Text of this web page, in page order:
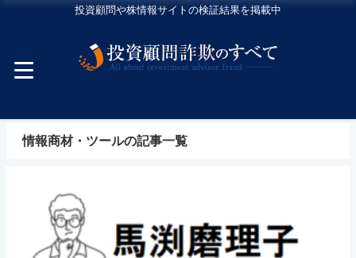
投資顧問や株情報サイトの検証結果を掲載中
情報商材・ツールの記事一覧